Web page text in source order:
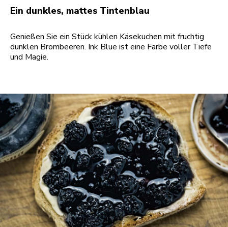
Ein dunkles, mattes Tintenblau
Genießen Sie ein Stück kühlen Käsekuchen mit fruchtig
dunklen Brombeeren. Ink Blue ist eine Farbe voller Tiefe
und Magie.